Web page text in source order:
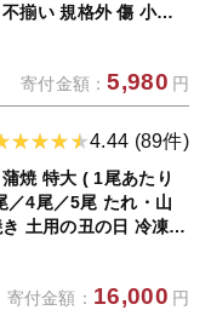
揃い 規格外 傷 小分
天然 鰹 かつお 四国
冷凍 大容量 ハマスイ
寄付金額：5,980 円
4.44 (89件)
焼 特大 ( 1尾あたり
4尾／5尾 たれ・山
土用の丑の日 冷凍
宮崎、熊本等産うなぎ
寄付金額： 16,000 円